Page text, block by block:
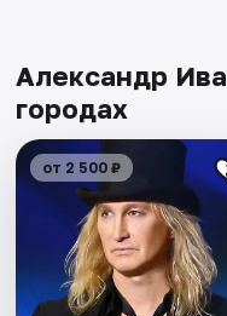
Александр
городах
от 2 500 ₽